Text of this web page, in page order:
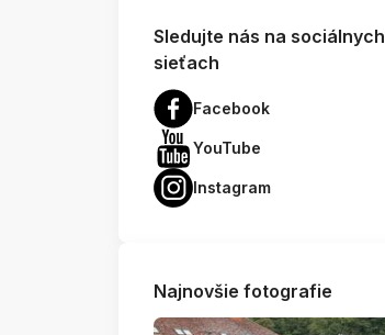
Sledujte nás na sociálnych
sieťach
Facebook
YouTube
Instagram
Najnovšie fotografie